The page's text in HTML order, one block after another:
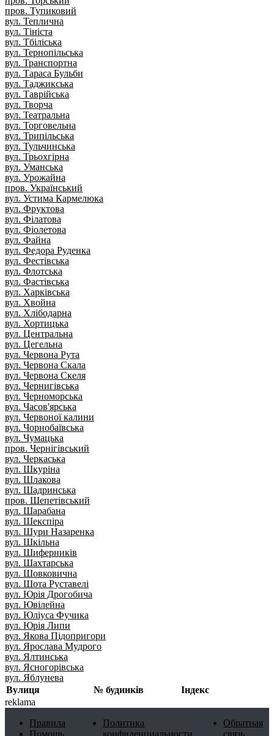
пров. Тупиковий
вул. Теплична
вул. Тініста
вул. Тбіліська
вул. Тернопільська
вул. Транспортна
вул. Тараса Бульби
вул. Таджикська
вул. Таврійська
вул. Творча
вул. Театральна
вул. Торговельна
вул. Трипільська
вул. Тульчинська
вул. Трьохгірна
вул. Уманська
вул. Урожайна
пров. Український
вул. Устима Кармелюка
вул. Фруктова
вул. Філатова
вул. Фіолетова
вул. Файна
вул. Федора Руденка
вул. Фестівська
вул. Флотська
вул. Фастівська
вул. Харківська
вул. Хвойна
вул. Хлібодарна
вул. Хортицька
вул. Центральна
вул. Цегельна
вул. Червона Рута
вул. Червона Скала
вул. Червона Скеля
вул. Чернигівська
вул. Черноморська
вул. Часов'ярська
вул. Червоної калини
вул. Чорнобаївська
вул. Чумацька
пров. Чернігівський
вул. Черкаська
вул. Шкуріна
вул. Шлакова
вул. Шадринська
пров. Шепетівський
вул. Шарабана
вул. Шекспіра
вул. Шури Назаренка
вул. Шкільна
вул. Шиферників
вул. Шахтарська
вул. Шовковична
вул. Шота Руставелі
вул. Юрія Дрогобича
вул. Ювілейна
вул. Юліуса Фучика
вул. Юрія Липи
вул. Якова Підопригори
вул. Ярослава Мудрого
вул. Ялтинська
вул. Ясногорівська
вул. Яблунева
Вулиця
№ будинків
Індекс
reklama
Правила
Помощь
Политика
конфиденциальности
Обратная
связь